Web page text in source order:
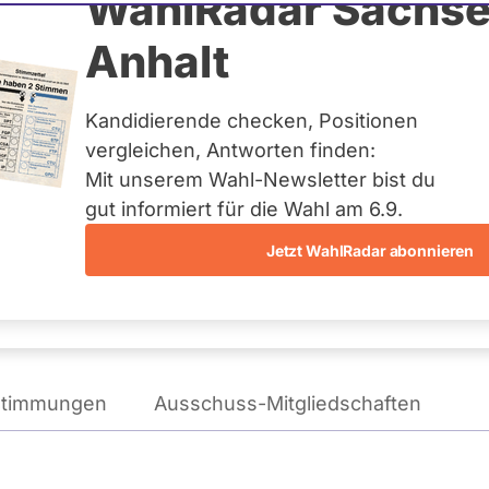
Anhalt
Kandidierende checken, Positionen
vergleichen, Antworten finden:
Mit unserem Wahl-Newsletter bist du
gut informiert für die Wahl am 6.9.
Jetzt WahlRadar abonnieren
Wahlkreisliste Schwaben
WAHLKAMPFPOSITIONEN
Ausschuss-Mitgliedschaften